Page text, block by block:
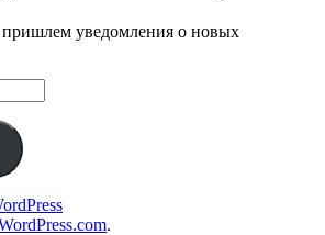
уведомления о новых
.